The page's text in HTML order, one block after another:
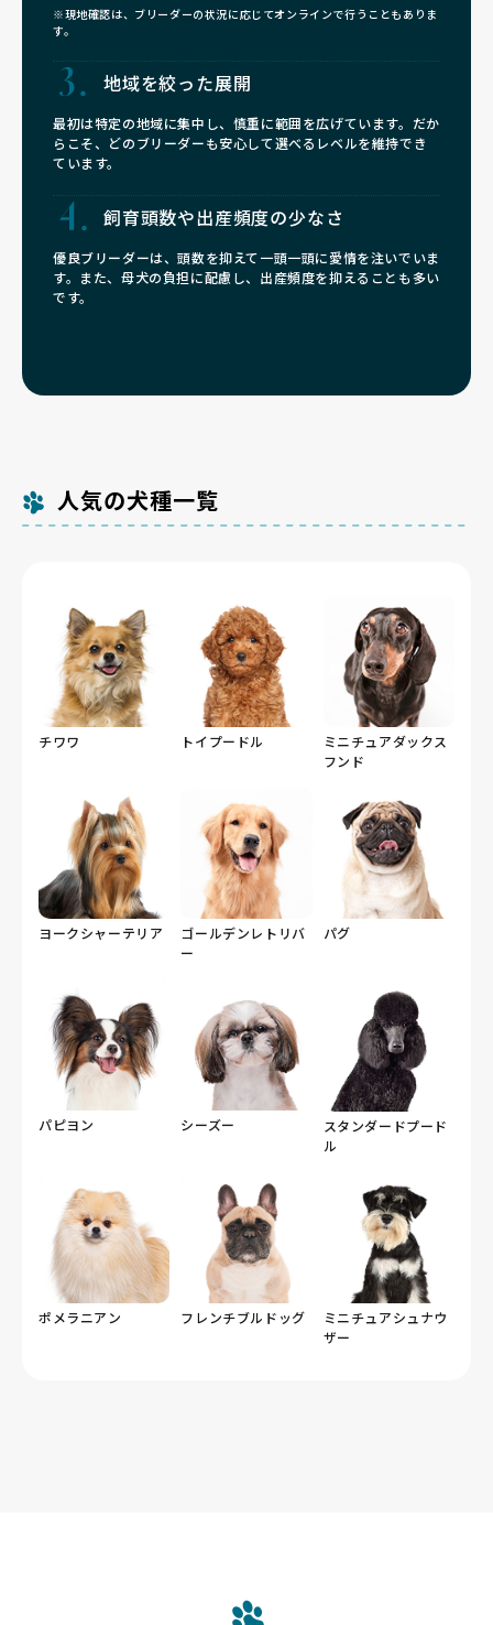
※現地確認は、ブリーダーの状況に応じてオンラインで行うこともありま
す。
地域を絞った展開
最初は特定の地域に集中し、慎重に範囲を広げています。だか
らこそ、どのブリーダーも安心して選べるレベルを維持でき
ています。
飼育頭数や出産頻度の少なさ
優良ブリーダーは、頭数を抑えて一頭一頭に愛情を注いでいま
す。また、母犬の負担に配慮し、出産頻度を抑えることも多い
です。
人気の犬種一覧
チワワ トイプードル
ミニチュアダックス
フンド
ヨークシャーテリア
ゴールデンレトリバ
ー
パグ
パピヨン シーズー
スタンダードプード
ル
ポメラニアン フレンチブルドッグ
ミニチュアシュナウ
ザー